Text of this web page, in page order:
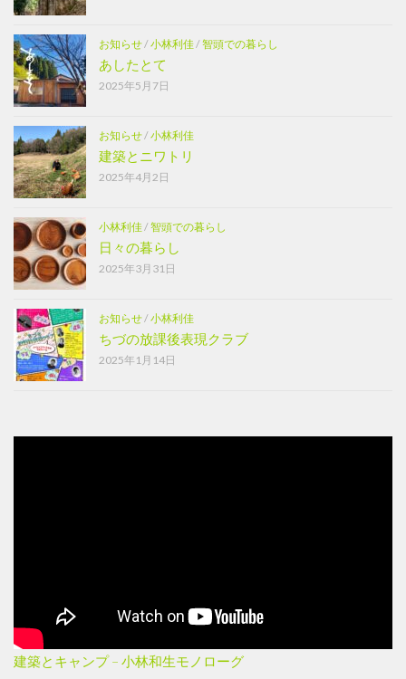
お知らせ/小林利佳/智頭での暮らし
あしたとて
2025年5月7日
お知らせ/小林利佳
建築とニワトリ
2025年4月2日
小林利佳/智頭での暮らし
日々の暮らし
2025年3月31日
お知らせ/小林利佳
ちづの放課後表現クラブ
2025年1月14日
建築とキャンプ – 小林和生モノローグ